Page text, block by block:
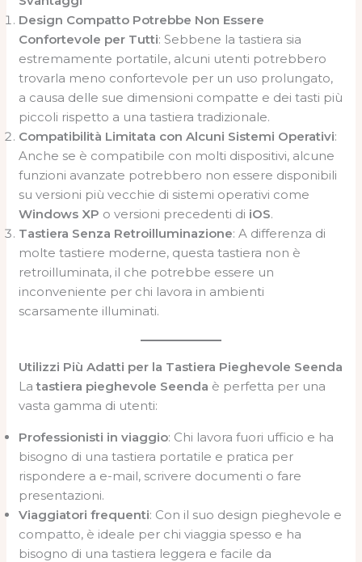
Design Compatto Potrebbe Non Essere
Confortevole per Tutti: Sebbene la tastiera sia
estremamente portatile, alcuni utenti potrebbero
trovarla meno confortevole per un uso prolungato,
a causa delle sue dimensioni compatte e dei tasti più
piccoli rispetto a una tastiera tradizionale.
Compatibilità Limitata con Alcuni Sistemi Operativi:
Anche se è compatibile con molti dispositivi, alcune
funzioni avanzate potrebbero non essere disponibili
su versioni più vecchie di sistemi operativi come
Windows XP o versioni precedenti di iOS.
Tastiera Senza Retroilluminazione: A differenza di
molte tastiere moderne, questa tastiera non è
retroilluminata, il che potrebbe essere un
inconveniente per chi lavora in ambienti
scarsamente illuminati.
Utilizzi Più Adatti per la Tastiera Pieghevole Seenda
Latastiera pieghevole Seenda è perfetta per una
vasta gamma di utenti:
Professionisti in viaggio: Chi lavora fuori ufficio e ha
bisogno di una tastiera portatile e pratica per
rispondere a e-mail, scrivere documenti o fare
presentazioni.
Viaggiatori frequenti: Con il suo design pieghevole e
compatto, è ideale per chi viaggia spesso e ha
bisogno di una tastiera leggera e facile da